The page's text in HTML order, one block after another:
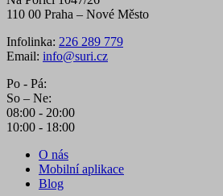
110 00 Praha – Nové Město
Infolinka: 226 289 779
Email: info@suri.cz
Po - Pá:
So – Ne:
08:00 - 20:00
10:00 - 18:00
O nás
Mobilní aplikace
Blog